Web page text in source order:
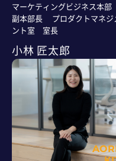
マーケティングビジネス本部
副本部長 プロダクトマネジ
ント室 室長
小林 匠太郎